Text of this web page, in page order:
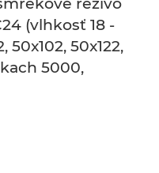
(vlhkosť 18 -
50x102, 50x122,
5000,